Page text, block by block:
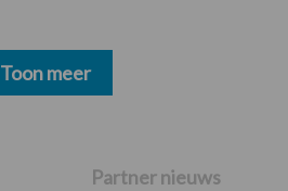
Partner nieuws
Toon meer